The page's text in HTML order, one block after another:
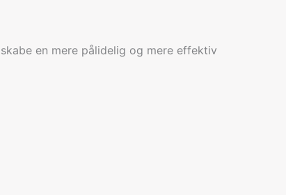
en mere pålidelig og mere effektiv